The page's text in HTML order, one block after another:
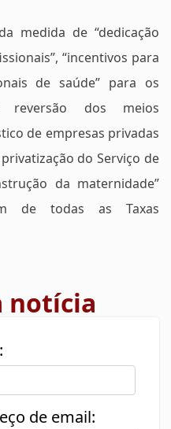
medida de “dedicação
“incentivos para
de saúde” para os
reversão dos meios
de empresas privadas
do Serviço de
da maternidade”
de todas as Taxas
notícia
de email: